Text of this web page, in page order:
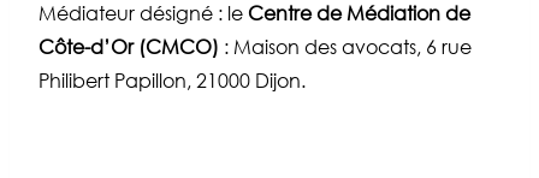
Médiateur désigné : le Centre de Médiation de
Côte-d’Or (CMCO) : Maison des avocats, 6 rue
Philibert Papillon, 21000 Dijon.